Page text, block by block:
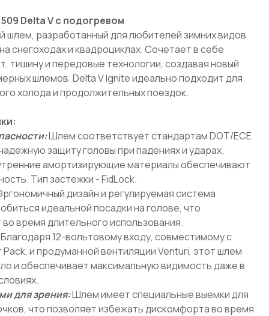
Delta V с подогревом
шлем, разработанный для любителей зимних видов
снегоходах и квадроциклах. Cочетает в себе
тишину и передовые технологии, создавая новый
шлемов. Delta V Ignite идеально подходит для
холода и продолжительных поездок.
Шлем соответствует стандартам DOT/ECE
защиту головы при падениях и ударах.
амортизирующие материалы обеспечивают
Тип застежки - FidLock.
дизайн и регулируемая система
идеальной посадки на голове, что
время длительного использования.
12-вольтовому входу, совместимому с
и продуманной вентиляции Venturi, этот шлем
и обеспечивает максимальную видимость даже в
для зрения:Шлем имеет специальные выемки для
что позволяет избежать дискомфорта во время